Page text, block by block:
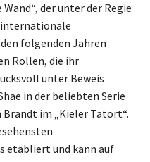
der unter der Regie
internationale
folgenden Jahren
Rollen, die ihr
unter Beweis
in der beliebten Serie
Brandt im „Kieler Tatort“.
etabliert und kann auf